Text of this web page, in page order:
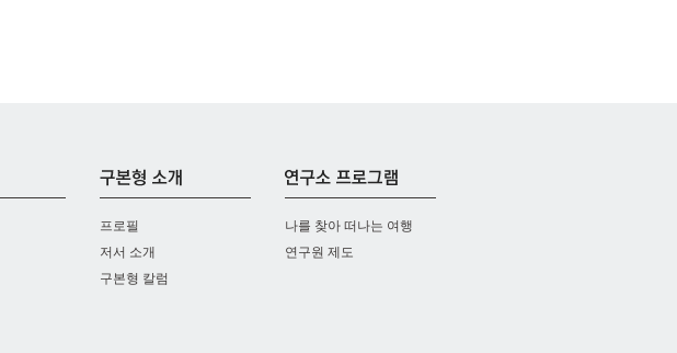
프로필
저서 소개
구본형 칼럼
나를 찾아 떠나는 여행
연구원 제도